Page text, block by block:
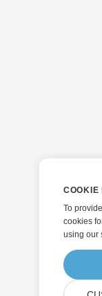
COOKIE
To
cookies
using our